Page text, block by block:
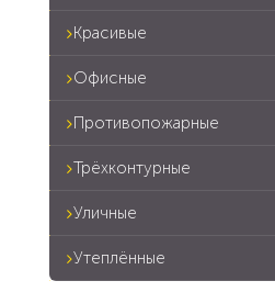
Красивые
Офисные
Противопожарные
Трёхконтурные
Уличные
Утеплённые